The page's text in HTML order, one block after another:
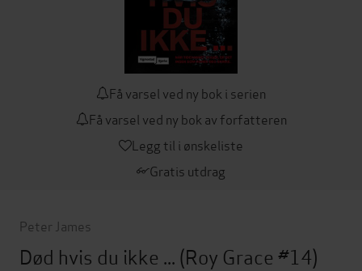
Få varsel ved ny bok i serien
Få varsel ved ny bok av forfatteren
Legg til i ønskeliste
Gratis utdrag
Peter James
Død hvis du ikke ... (Roy Grace #14)